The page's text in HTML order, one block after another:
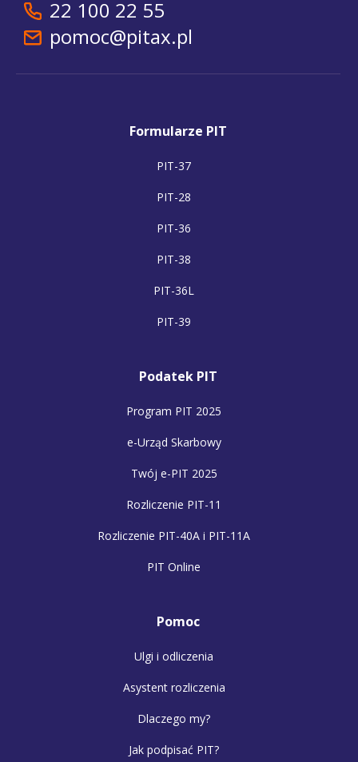
22 100 22 55
pomoc@pitax.pl
Formularze PIT
PIT-37
PIT-28
PIT-36
PIT-38
PIT-36L
PIT-39
Podatek PIT
Program PIT 2025
e-Urząd Skarbowy
Twój e-PIT 2025
Rozliczenie PIT-11
Rozliczenie PIT-40A i PIT-11A
PIT Online
Pomoc
Ulgi i odliczenia
Asystent rozliczenia
Dlaczego my?
Jak podpisać PIT?